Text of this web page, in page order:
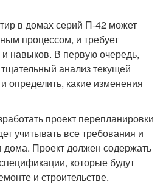
в домах серий П-42 может
процессом, и требует
навыков. В первую очередь,
анализ текущей
определить, какие изменения
проект перепланировки
учитывать все требования и
дома. Проект должен содержать
которые будут
и строительстве.